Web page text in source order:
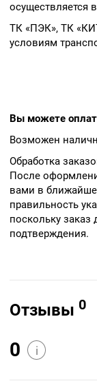
осуществляется
ТК «ПЭК», ТК
условиям
Вы можете
Возможен
Обработка
После
вами в
правильность
поскольку заказ
подтверждения.
Отзывы 0
0 i